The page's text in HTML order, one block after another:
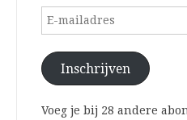
E-
Inschrijven
Voeg je bij 28 andere